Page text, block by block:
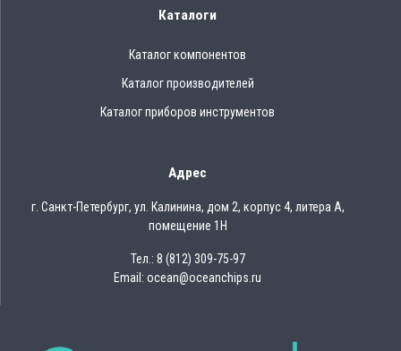
Каталоги
Каталог компонентов
Каталог производителей
Каталог приборов инструментов
Адрес
г. Санкт-Петербург, ул. Калинина, дом 2, корпус 4, литера А,
помещение 1Н
Тел.: 8 (812) 309-75-97
Email: ocean@oceanchips.ru